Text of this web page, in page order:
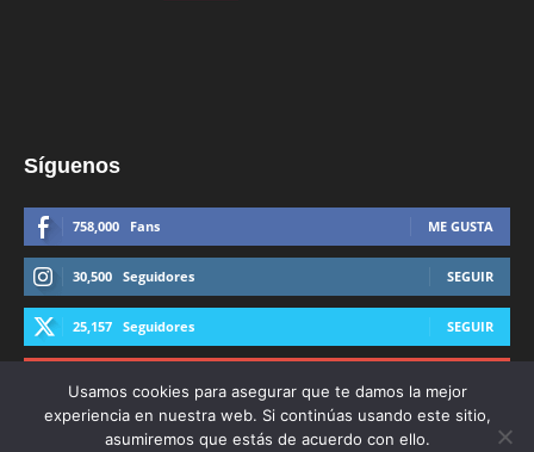
Síguenos
758,000 Fans ME GUSTA
30,500 Seguidores SEGUIR
25,157 Seguidores SEGUIR
Usamos cookies para asegurar que te damos la mejor
experiencia en nuestra web. Si continúas usando este sitio,
asumiremos que estás de acuerdo con ello.